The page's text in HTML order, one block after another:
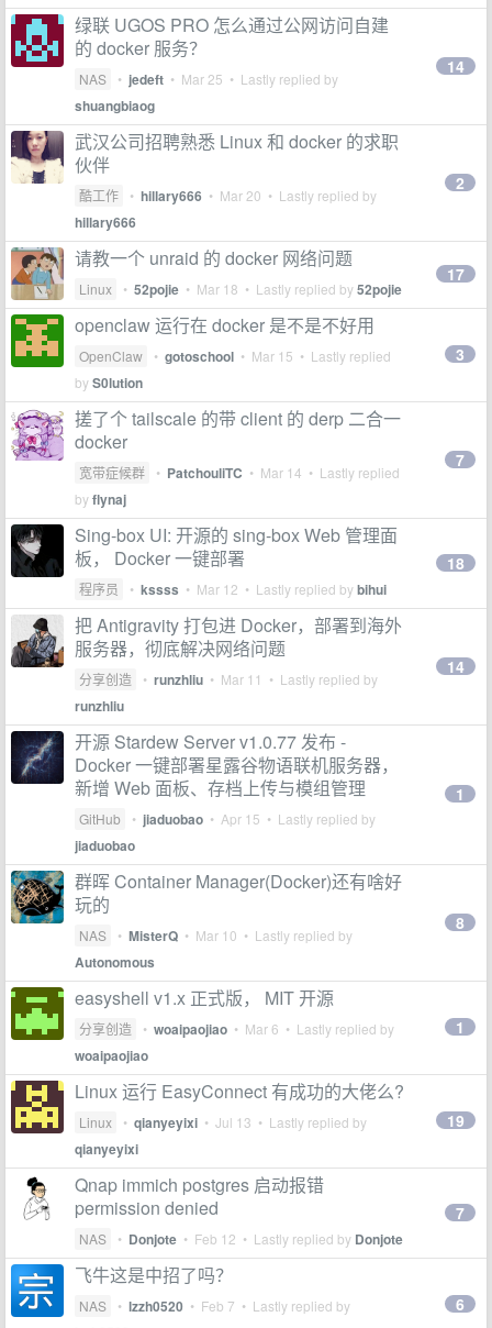
绿联 UGOS PRO 怎么通过公网访问自建
的 docker 服务？
NAS • jedeft • Mar 25 • Lastly replied by
shuangbiaog
14
武汉公司招聘熟悉 Linux 和 docker 的求职
伙伴
酷工作 • hillary666 • Mar 20 • Lastly replied by
hillary666
2
请教一个 unraid 的 docker 网络问题
Linux • 52pojie • Mar 18 • Lastly replied by52pojie
17
openclaw 运行在 docker 是不是不好用
OpenClaw • gotoschool • Mar 15 • Lastly replied
byS0lution
3
搓了个 tailscale 的带 client 的 derp 二合一
docker
宽带症候群 • PatchouliTC • Mar 14 • Lastly replied
byflynaj
7
Sing-box UI: 开源的 sing-box Web 管理面
板， Docker 一键部署
程序员 • kssss • Mar 12 • Lastly replied bybihui
18
把 Antigravity 打包进 Docker，部署到海外
服务器，彻底解决网络问题
分享创造 • runzhliu • Mar 11 • Lastly replied by
runzhliu
14
开源 Stardew Server v1.0.77 发布 -
Docker 一键部署星露谷物语联机服务器，
新增 Web 面板、存档上传与模组管理
GitHub • jiaduobao • Apr 15 • Lastly replied by
jiaduobao
1
群晖 Container Manager(Docker)还有啥好
玩的
NAS • MisterQ • Mar 10 • Lastly replied by
Autonomous
8
easyshell v1.x 正式版， MIT 开源
分享创造 • woaipaojiao • Mar 6 • Lastly replied by
woaipaojiao
1
Linux 运行 EasyConnect 有成功的大佬么?
Linux • qianyeyixi • Jul 13 • Lastly replied by
qianyeyixi
19
Qnap immich postgres 启动报错
permission denied
NAS • Donjote • Feb 12 • Lastly replied by Donjote
7
飞牛这是中招了吗？
NAS • lzzh0520 • Feb 7 • Lastly replied by 6